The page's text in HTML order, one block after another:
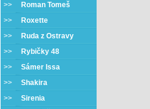
>>
Roman Tomeš
>>
Roxette
>>
Ruda z Ostravy
>>
Rybičky 48
>> Sámer Issa
>> Shakira
>> Sirenia